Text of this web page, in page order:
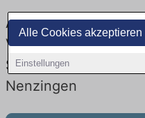
Alle Cookies akzeptieren
Einstellungen
Ausbildung in
Vertrieb: Aktuell gibt
Stellenangebote für
Nenzingen